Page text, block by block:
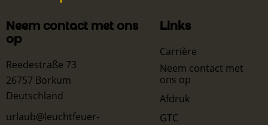
Neem contact met ons
op
Reedestraße 73
26757 Borkum
Deutschland
urlaub@leuchtfeuer-
Links
Carrière
Neem contact met
ons op
Afdruk
GTC